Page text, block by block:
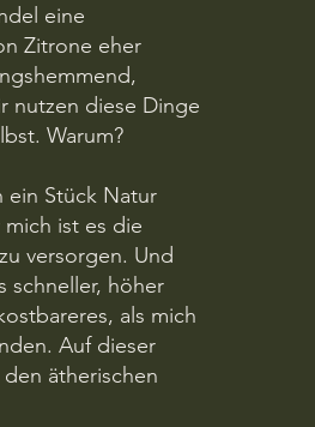
eine
Zitrone eher
nutzen diese Dinge
Warum?
ein Stück Natur
ist es die
versorgen. Und
schneller, höher
als mich
Auf dieser
ätherischen